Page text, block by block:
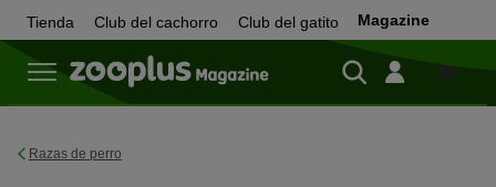
Tienda Club del cachorro Club del gatito Magazine
Tienda
Razas de perro